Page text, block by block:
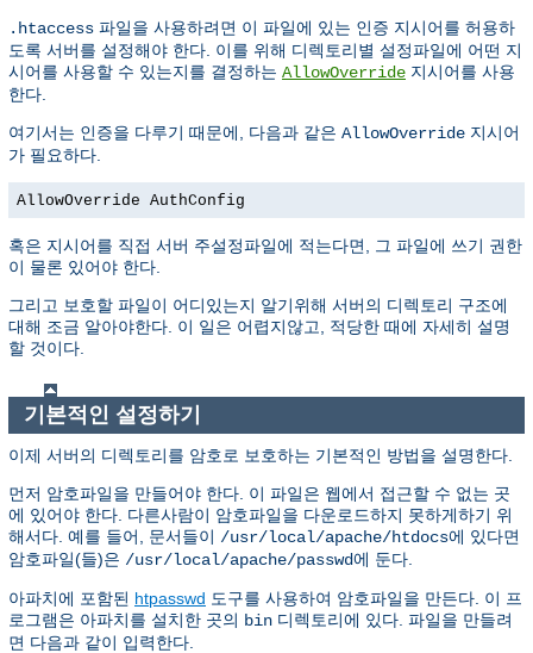
.htaccess 파일을 사용하려면 이 파일에 있는 인증 지시어를 허용하
도록 서버를 설정해야 한다. 이를 위해 디렉토리별 설정파일에 어떤 지
시어를 사용할 수 있는지를 결정하는 AllowOverride 지시어를 사용
한다.
여기서는 인증을 다루기 때문에, 다음과 같은 AllowOverride 지시어
가 필요하다.
AllowOverride AuthConfig
혹은 지시어를 직접 서버 주설정파일에 적는다면, 그 파일에 쓰기 권한
이 물론 있어야 한다.
그리고 보호할 파일이 어디있는지 알기위해 서버의 디렉토리 구조에
대해 조금 알아야한다. 이 일은 어렵지않고, 적당한 때에 자세히 설명
할 것이다.
기본적인 설정하기
이제 서버의 디렉토리를 암호로 보호하는 기본적인 방법을 설명한다.
먼저 암호파일을 만들어야 한다. 이 파일은 웹에서 접근할 수 없는 곳
에 있어야 한다. 다른사람이 암호파일을 다운로드하지 못하게하기 위
해서다. 예를 들어, 문서들이 /usr/local/apache/htdocs에 있다면
암호파일(들)은 /usr/local/apache/passwd에 둔다.
아파치에 포함된 htpasswd 도구를 사용하여 암호파일을 만든다. 이 프
로그램은 아파치를 설치한 곳의 bin 디렉토리에 있다. 파일을 만들려
면 다음과 같이 입력한다.